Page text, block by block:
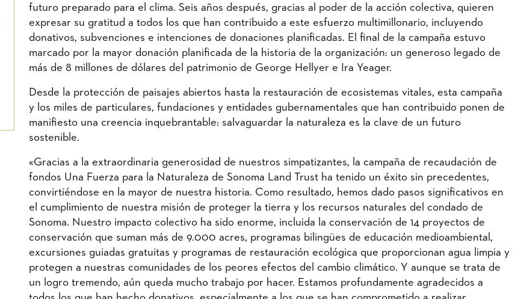
futuro preparado para el clima. Seis años después, gracias al poder de la acción colectiva, quieren
expresar su gratitud a todos los que han contribuido a este esfuerzo multimillonario, incluyendo
donativos, subvenciones e intenciones de donaciones planificadas. El final de la campaña estuvo
marcado por la mayor donación planificada de la historia de la organización: un generoso legado de
más de 8 millones de dólares del patrimonio de George Hellyer e Ira Yeager.
Desde la protección de paisajes abiertos hasta la restauración de ecosistemas vitales, esta campaña
y los miles de particulares, fundaciones y entidades gubernamentales que han contribuido ponen de
manifiesto una creencia inquebrantable: salvaguardar la naturaleza es la clave de un futuro
sostenible.
«Gracias a la extraordinaria generosidad de nuestros simpatizantes, la campaña de recaudación de
fondos Una Fuerza para la Naturaleza de Sonoma Land Trust ha tenido un éxito sin precedentes,
convirtiéndose en la mayor de nuestra historia. Como resultado, hemos dado pasos significativos en
el cumplimiento de nuestra misión de proteger la tierra y los recursos naturales del condado de
Sonoma. Nuestro impacto colectivo ha sido enorme, incluida la conservación de 14 proyectos de
conservación que suman más de 9.000 acres, programas bilingües de educación medioambiental,
excursiones guiadas gratuitas y programas de restauración ecológica que proporcionan agua limpia y
protegen a nuestras comunidades de los peores efectos del cambio climático. Y aunque se trata de
un logro tremendo, aún queda mucho trabajo por hacer. Estamos profundamente agradecidos a